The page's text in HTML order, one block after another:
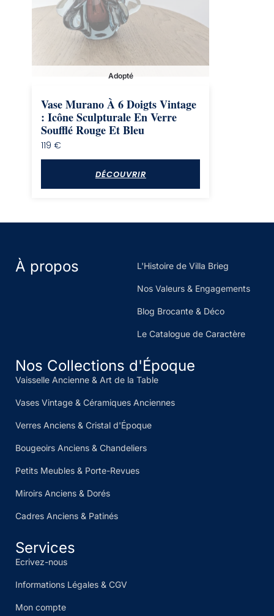
Adopté
Vase Murano À 6 Doigts Vintage
: Icône Sculpturale En Verre
Soufflé Rouge Et Bleu
119€
DÉCOUVRIR
À propos L'Histoire de Villa Brieg
Nos Valeurs & Engagements
Blog Brocante & Déco
Le Catalogue de Caractère
Nos Collections d'Époque
Vaisselle Ancienne & Art de la Table
Vases Vintage & Céramiques Anciennes
Verres Anciens & Cristal d'Époque
Bougeoirs Anciens & Chandeliers
Petits Meubles & Porte-Revues
Miroirs Anciens & Dorés
Cadres Anciens & Patinés
Services
Ecrivez-nous
Informations Légales & CGV
Mon compte